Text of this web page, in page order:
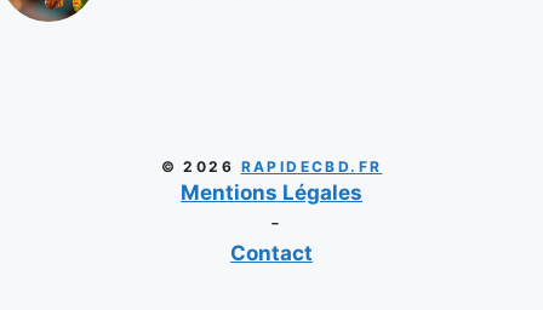
© 2026 RAPIDECBD.FR
Mentions Légales
-
Contact